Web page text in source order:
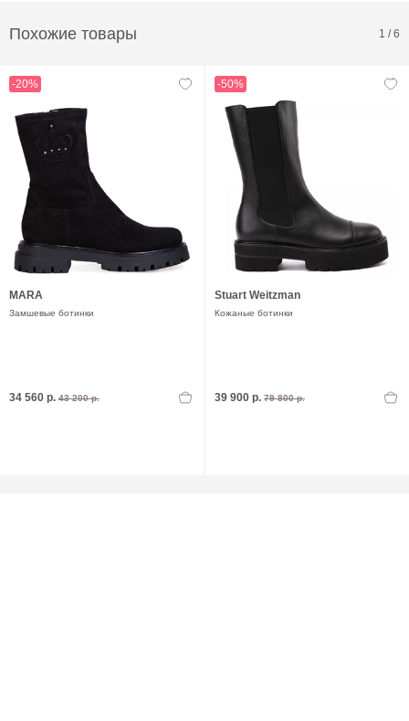
Похожие товары 1 /6
-20%
MARA
Замшевые ботинки
34 560 р. 43 200 р.
-50%
Stuart Weitzman
Кожаные ботинки
39 900 р. 79 800 р.